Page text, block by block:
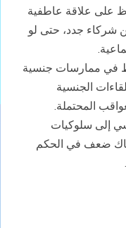
على علاقة عاطفية
شركاء جدد، حتى لو
في ممارسات جنسية
الجنسية
المحتملة.
إلى سلوكيات
ضعف في الحكم